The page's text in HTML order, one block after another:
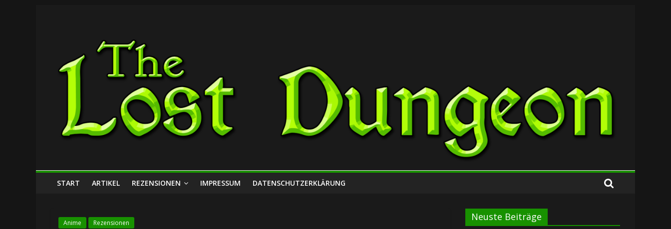
Lost
Dungeon
START ARTIKEL REZENSIONEN IMPRESSUM DATENSCHUTZERKLÄRUNG
Anime Rezensionen
Neuste Beiträge